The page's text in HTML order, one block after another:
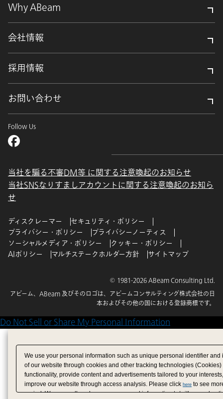
Why ABeam
会社情報
採用情報
お問い合わせ
Follow Us
当社を騙る不審DM等 に関する注意喚起のお知らせ
当社SNSなりすましアカウントに関する注意喚起のお知ら
せ
ディスクレーマー
セキュリティ・ポリシー
プライバシー・ポリシー
プライバシーノーティス
ソーシャルメディア・ポリシー
クッキー・ポリシー
AIポリシー
マルチステークホルダー方針 サイトマップ
© 1981-2026 ABeam Consulting Ltd.
アビーム、ABeam 及びそのロゴは、アビームコンサルティング株式会社の日
本およびその他の国における登録商標です。
Do Not Sell or Share My Personal Information
We use your personal information such as unique personal identifier
of our website through cookies and other tracking technologies
functionality, provide content and advertisements tailored to your
improve our website through access analysis. Please click here to see
period. We may sell or share your personal information to/with our